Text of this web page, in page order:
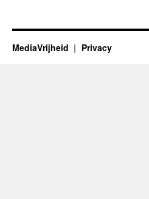
MediaVrijheid Privacy